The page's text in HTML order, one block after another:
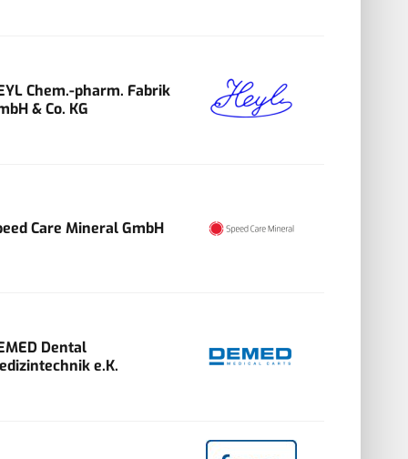
Chem.-pharm. Fabrik
& Co. KG
Care Mineral GmbH
Dental
e.K.